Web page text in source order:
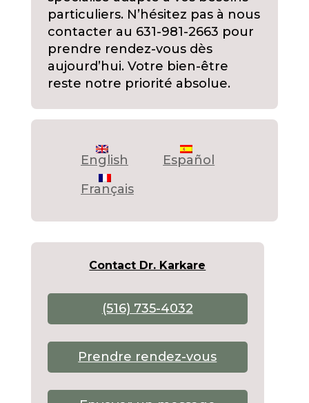
particuliers. N’hésitez pas à nous
contacter au 631-981-2663 pour
prendre rendez-vous dès
aujourd’hui. Votre bien-être
reste notre priorité absolue.
English
Español
Français
Contact Dr. Karkare
(516) 735-4032
Prendre rendez-vous